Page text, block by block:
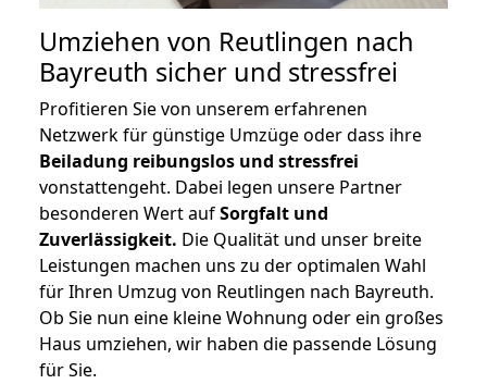
Umziehen von Reutlingen nach
Bayreuth sicher und stressfrei
Profitieren Sie von unserem erfahrenen
Netzwerk für günstige Umzüge oder dass ihre
Beiladung reibungslos und stressfrei
vonstattengeht. Dabei legen unsere Partner
besonderen Wert aufSorgfalt und
Zuverlässigkeit. Die Qualität und unser breite
Leistungen machen uns zu der optimalen Wahl
für Ihren Umzug von Reutlingen nach Bayreuth.
Ob Sie nun eine kleine Wohnung oder ein großes
Haus umziehen, wir haben die passende Lösung
für Sie.